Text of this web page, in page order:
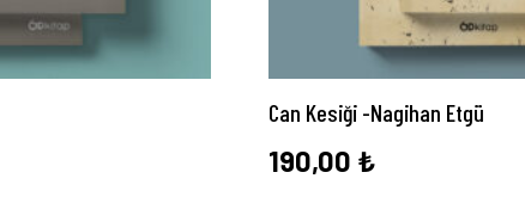
Can Kesiği -Nagihan Etgü
190,00 ₺